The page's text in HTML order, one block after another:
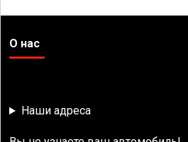
О нас
Наши адреса